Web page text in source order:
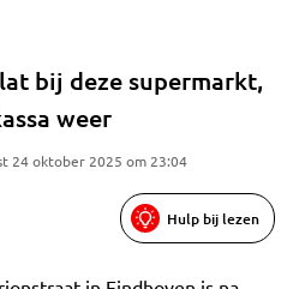
bij deze supermarkt,
weer
24 oktober 2025 om 23:04
Hulp bij lezen